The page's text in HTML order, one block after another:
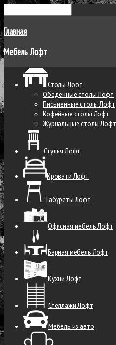
Главная
Мебель Лофт
Столы Лофт
Обеденные столы Лофт
Письменные столы Лофт
Кофейные столы Лофт
Журнальные столы Лофт
Стулья Лофт
Кровати Лофт
Табуреты Лофт
Офисная мебель Лофт
Барная мебель Лофт
Кухни Лофт
Стеллажи Лофт
Мебель из авто